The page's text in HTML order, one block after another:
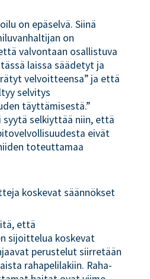
on epäselvä. Siinä
on
valvontaan osallistuva
laissa säädetyt ja
velvoitteensa” ja että
selvitys
täyttämisestä.”
syytä selkiyttää niin, että
eivät
toteuttamaa
koskevat säännökset
että
sijoittelua koskevat
perustelut siirretään
rahapelilakiin. Raha-